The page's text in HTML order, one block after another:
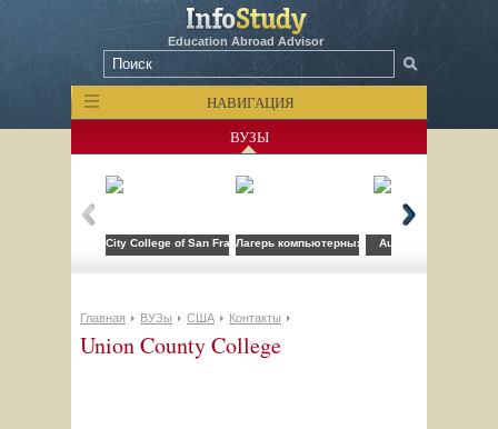
Education Abroad Advisor
НАВИГАЦИЯ
ВУЗЫ
City College of San FranciscoЛагерь компьютерных технологий FLS при
Auburn University
Главная ВУЗы США Контакты
Union County College